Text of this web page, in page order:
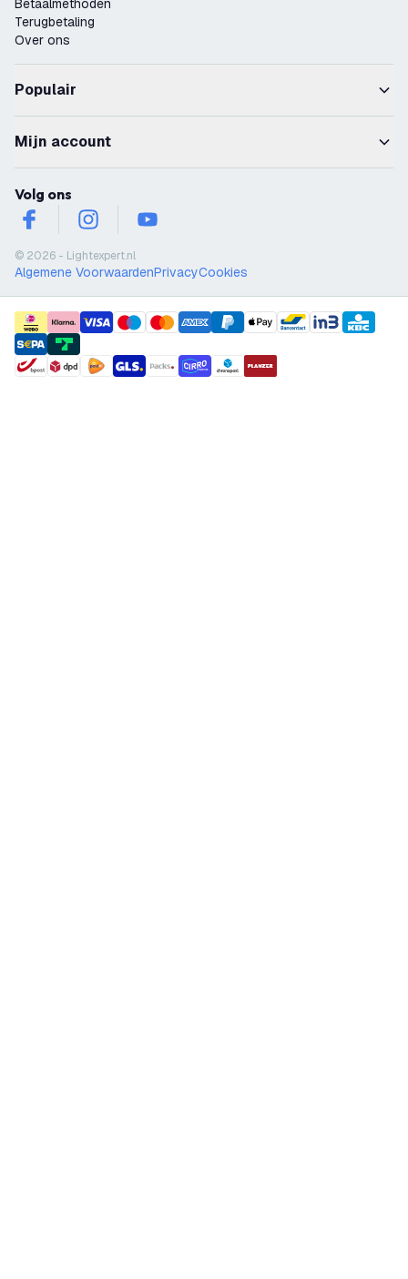
Betaalmethoden
Terugbetaling
Over ons
Populair
Mijn account
Volg ons
facebookinstagramyoutube
© 2026 - Lightexpert.nl
Algemene VoorwaardenPrivacyCookies
payment methods
shipment methods